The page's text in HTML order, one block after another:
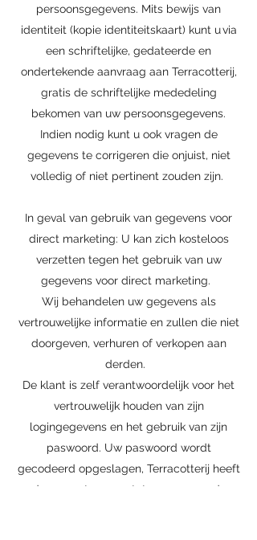
persoonsgegevens. Mits bewijs van
identiteit (kopie identiteitskaart) kunt u via
een schriftelijke, gedateerde en
ondertekende aanvraag aan Terracotterij,
gratis de schriftelijke mededeling
bekomen van uw persoonsgegevens.
Indien nodig kunt u ook vragen de
gegevens te corrigeren die onjuist, niet
volledig of niet pertinent zouden zijn.
In geval van gebruik van gegevens voor
direct marketing: U kan zich kosteloos
verzetten tegen het gebruik van uw
gegevens voor direct marketing.
Wij behandelen uw gegevens als
vertrouwelijke informatie en zullen die niet
doorgeven, verhuren of verkopen aan
derden.
De klant is zelf verantwoordelijk voor het
vertrouwelijk houden van zijn
logingegevens en het gebruik van zijn
paswoord. Uw paswoord wordt
gecodeerd opgeslagen, Terracotterij heeft
dus geen toegang tot uw paswoord.